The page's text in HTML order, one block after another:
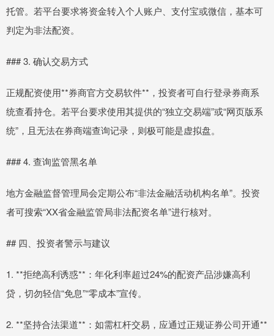
托管。若平台要求将资金转入个人账户、支付宝或微信，基本可
判定为非法配资。
### 3. 确认交易方式
正规配资使用**券商官方交易软件**，投资者可自行登录券商系
统查看持仓。若平台要求使用其提供的“独立交易端”或“网页版系
统”，且无法在券商端查询记录，则极可能是虚拟盘。
### 4. 查询监管黑名单
地方金融监督管理局会定期公布“非法金融活动机构名单”。投资
者可搜索“XX省金融监管局非法配资名单”进行核对。
## 四、投资者警示与建议
1. **拒绝高利诱惑**：年化利率超过24%的配资产品涉嫌高利
贷，切勿轻信“免息”“零成本”宣传。
2. **坚持合法渠道**：如需杠杆交易，应通过正规证券公司开通**